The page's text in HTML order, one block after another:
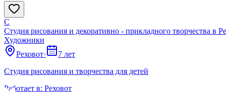
С
Студия рисования и декоративно - прикладного творчества в
Художники
Реховот·
7 лет
Студия рисования и творчества для детей
Работает в: Реховот